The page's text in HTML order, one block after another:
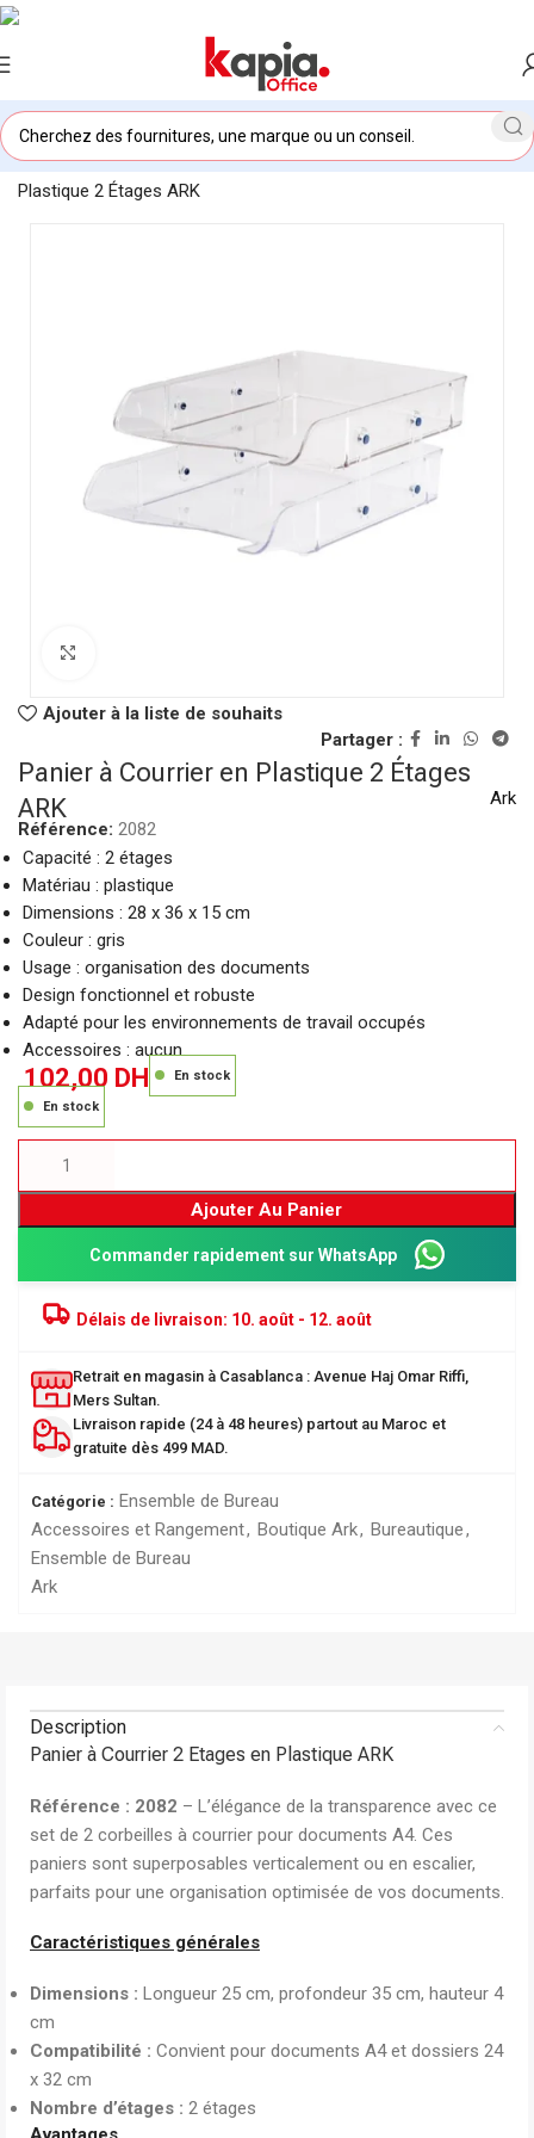
Accueil/KAPIA OFFICE MAROC/Panier à Courrier en
Plastique 2 Étages ARK
Ajouter à la liste de souhaits
Partager :
Panier à Courrier en Plastique 2 Étages
ARK
Référence: 2082
Ark
Capacité : 2 étages
Matériau : plastique
Dimensions : 28 x 36 x 15 cm
Couleur : gris
Usage : organisation des documents
Design fonctionnel et robuste
Adapté pour les environnements de travail occupés
Accessoires : aucun.
102,00 DH
En stock
En stock
Ajouter Au Panier
Commander rapidement sur WhatsApp
Délais de livraison: 10. août - 12. août
Retrait en magasin à Casablanca : Avenue Haj Omar Riffi,
Mers Sultan.
Livraison rapide (24 à 48 heures) partout au Maroc et
gratuite dès 499 MAD.
Catégorie : Ensemble de Bureau
Accessoires et Rangement, Boutique Ark, Bureautique,
Ensemble de Bureau
Ark
Description
Panier à Courrier 2 Etages en Plastique ARK
Référence : 2082 – L’élégance de la transparence avec ce
set de 2 corbeilles à courrier pour documents A4. Ces
paniers sont superposables verticalement ou en escalier,
parfaits pour une organisation optimisée de vos documents.
Caractéristiques générales
Dimensions : Longueur 25 cm, profondeur 35 cm, hauteur 4
cm
Compatibilité : Convient pour documents A4 et dossiers 24
x 32 cm
Nombre d’étages : 2 étages